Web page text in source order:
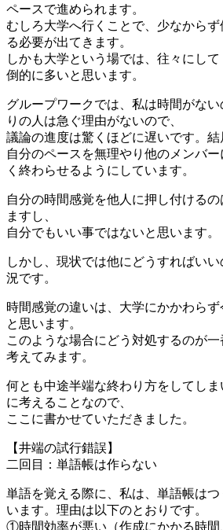
ペースで進められます。
むしろ大学へ行くことで、少なから
る必要が出てきます。
しかも大学という場では、往々にし
倒的に多いと思います。
グループワークでは、私は時間がな
りの人は急ぐ理由がないので、
議論の進度は驚くほどに遅いです。結
自分のペースを無理やり他のメンバ
く終わらせるようにしています。
自分の時間感覚を他人に押し付ける
ますし、
自分でもいい事ではないと思います。
しかし、現状では他にどうすればい
況です。
時間感覚の違いは、大学にかかわら
と思います。
このような場合にどう対処するのが
考えてみます。
何とも中途半端な終わり方をしてし
に考えることなので、
ここに書かせていただきました。
【井端の試行錯誤】
二回目：単語帳は作らない
単語を覚える際に、私は、単語帳は
います。理由は以下のとおりです。
①時間効率が悪い（作成にかかる時間